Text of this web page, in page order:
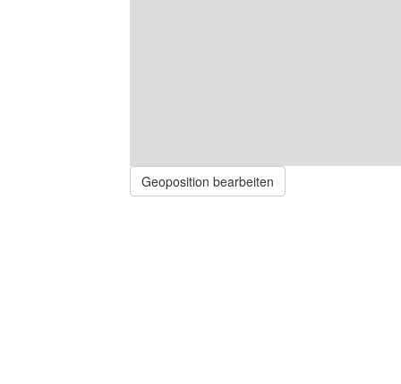
Geoposition bearbeiten